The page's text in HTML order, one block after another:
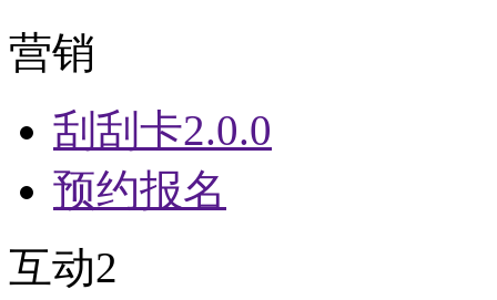
营销
刮刮卡2.0.0
预约报名
互动2